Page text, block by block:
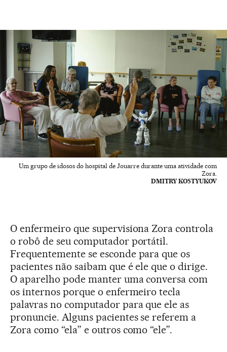
Um grupo de idosos do hospital de Jouarre durante uma atividade com
Zora.
DMITRY KOSTYUKOV
O enfermeiro que supervisiona Zora controla
o robô de seu computador portátil.
Frequentemente se esconde para que os
pacientes não saibam que é ele que o dirige.
O aparelho pode manter uma conversa com
os internos porque o enfermeiro tecla
palavras no computador para que ele as
pronuncie. Alguns pacientes se referem a
Zora como “ela” e outros como “ele”.